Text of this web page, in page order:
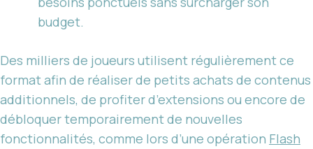
budget.
Des milliers de joueurs utilisent régulièrement ce
format afin de réaliser de petits achats de contenus
additionnels, de profiter d’extensions ou encore de
débloquer temporairement de nouvelles
fonctionnalités, comme lors d’une opération Flash